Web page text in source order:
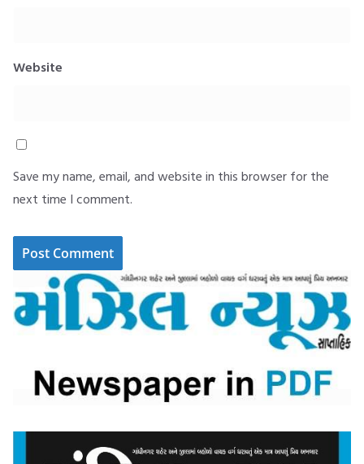
Website
Save my name, email, and website in this browser for the
next time I comment.